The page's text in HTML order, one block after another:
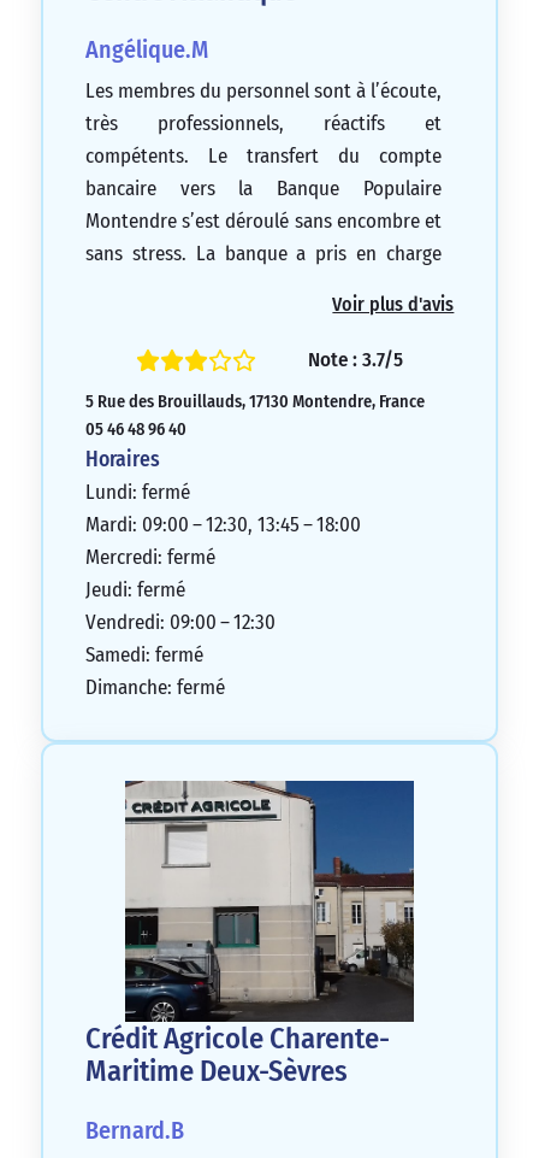
Angélique.M
Les membres du personnel sont à l’écoute,
très professionnels, réactifs et
compétents. Le transfert du compte
bancaire vers la Banque Populaire
Montendre s’est déroulé sans encombre et
sans stress. La banque a pris en charge
vivement cette agence et je regrette de ne
pas avoir effectué cette transition plus
Voir plus d'avis
Note : 3.7/5
5 Rue des Brouillauds, 17130 Montendre, France
05 46 48 96 40
Horaires
Lundi: fermé
Mardi: 09:00 – 12:30, 13:45 – 18:00
Mercredi: fermé
Jeudi: fermé
Vendredi: 09:00 – 12:30
Samedi: fermé
Dimanche: fermé
Crédit Agricole Charente-
Maritime Deux-Sèvres
Bernard.B